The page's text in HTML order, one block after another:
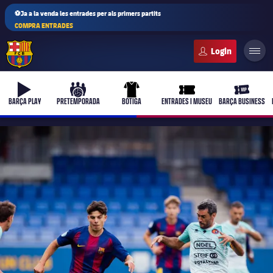
⚽Ja a la venda les entrades per als primers partits
COMPRA ENTRADES
b-play
BARÇA PLAY
culers-ball
PRETEMPORADA
uniform
BOTIGA
ticket-full
ENTRADES I MUSEU
ticket-
BARÇA BUSINESS